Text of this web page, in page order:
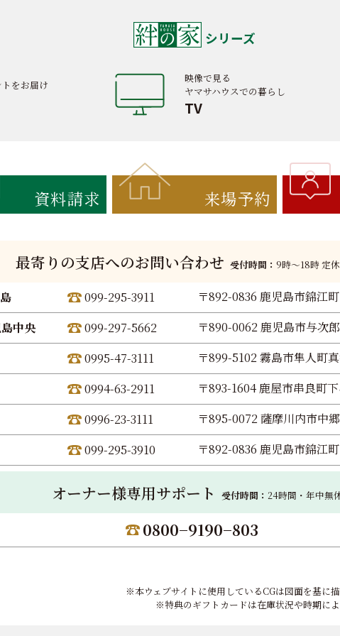
シリーズ
をお届け
映像で見る
ヤマサハウスでの暮らし
TV
資料請求 来場予約
最寄りの支店へのお問い合わせ 受付時間： 9時〜18時 定
099-295-3911 〒892-0836 鹿児島市錦江
中央 099-297-5662 〒890-0062 鹿児島市与次
0995-47-3111 〒899-5102 霧島市隼人町
0994-63-2911 〒893-1604 鹿屋市串良町
0996-23-3111 〒895-0072 薩摩川内市中
099-295-3910 〒892-0836 鹿児島市錦江
オーナー様専用サポート 受付時間： 24時間・年中無
0800−9190−803
※本ウェブサイトに使用しているCGは図面を基に
※特典のギフトカードは在庫状況や時期に